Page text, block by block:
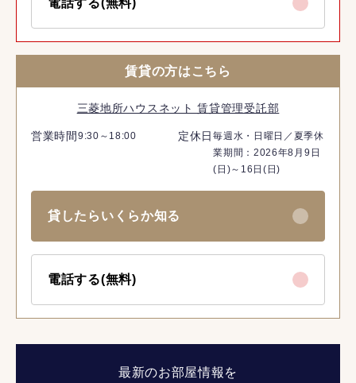
電話する(無料)
賃貸の方はこちら
三菱地所ハウスネット 賃貸管理受託部
営業時間 9:30～18:00 定休日毎週水・日曜日／夏季休
業期間：2026年8月9日
(日)～16日(日)
貸したらいくらか知る
電話する(無料)
最新のお部屋情報を